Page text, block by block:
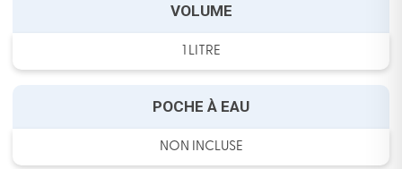
VOLUME
1 LITRE
POCHE À EAU
NON INCLUSE